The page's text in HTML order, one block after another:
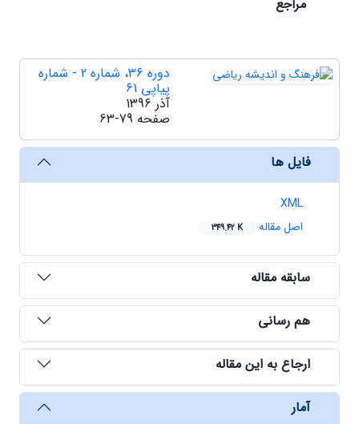
مراجع
دوره 36، شماره 2 - شماره
پیاپی 61
آذر 1396
صفحه 63-79
فایل ها
XML
اصل مقاله
349.42 K
سابقه مقاله
هم رسانی
ارجاع به این مقاله
آمار